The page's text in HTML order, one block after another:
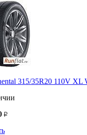
315/35R20 110V XL